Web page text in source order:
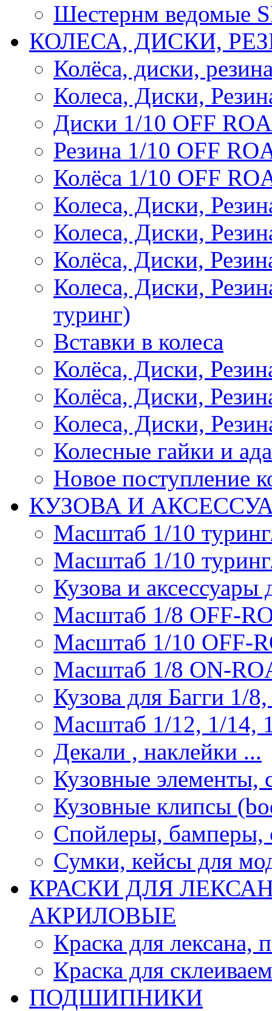
Шестернм ведомые
КОЛЕСА, ДИСКИ,
Колёса, диски,
Колеса, Диски,
Диски 1/10 OFF
Резина 1/10 OFF
Колёса 1/10 OFF
Колеса, Диски,
Колеса, Диски,
Колёса, Диски,
Колеса, Диски,
туринг)
Вставки в колеса
Колёса, Диски,
Колёса, Диски,
Колеса, Диски,
Колесные гайки и
Новое поступление
КУЗОВА И
Масштаб 1/10
Масштаб 1/10
Кузова и
Масштаб 1/8 OFF-
Масштаб 1/10 OFF-
Масштаб 1/8 ON-
Кузова для Багги 1/
Масштаб 1/12, 1/14,
Декали , наклейки ...
Кузовные элементы,
Кузовные клипсы
Спойлеры, бамперы,
Сумки, кейсы для
КРАСКИ ДЛЯ
АКРИЛОВЫЕ
Краска для лексана,
Краска для
ПОДШИПНИКИ